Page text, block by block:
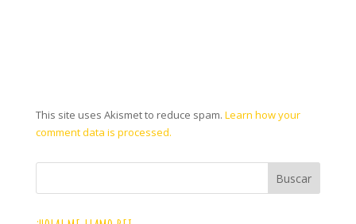
This site uses Akismet to reduce spam. Learn how your
comment data is processed.